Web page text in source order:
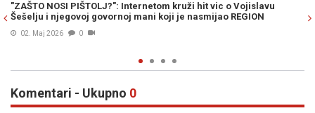
RATNI ZLOČINAC ŠEŠELJ PONOVO TRAŽI JSO: Povratak
ozloglašene jedinice ili politički manevar?
18. Mar. 2026
Komentari - Ukupno 0